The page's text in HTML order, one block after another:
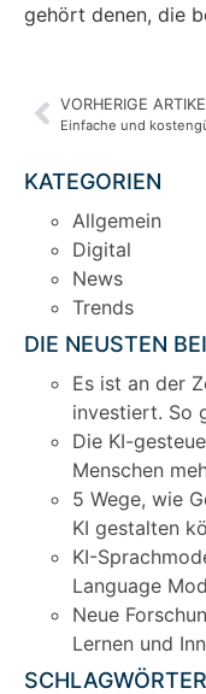
gehört denen, die
VORHERIGE
KATEGORIEN
Allgemein
Digital
News
Trends
DIE NEUSTEN
Es ist an der
investiert. So
Die KI-
Menschen
5 Wege, wie
KI gestalten
KI-
Language
Neue
Lernen und
SCHLAGWÖRTER